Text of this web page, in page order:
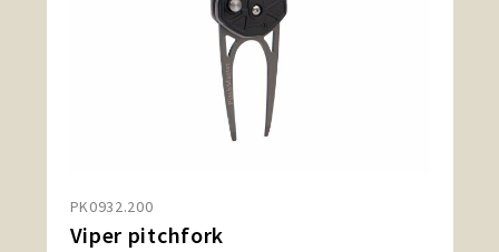
PK0932.200
Viper pitchfork